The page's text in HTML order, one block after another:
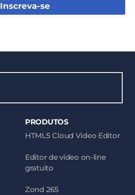
Inscreva-se
PRODUTOS
HTML5 Cloud Video Editor
Editor de vídeo on-line
gratuito
Zond 265